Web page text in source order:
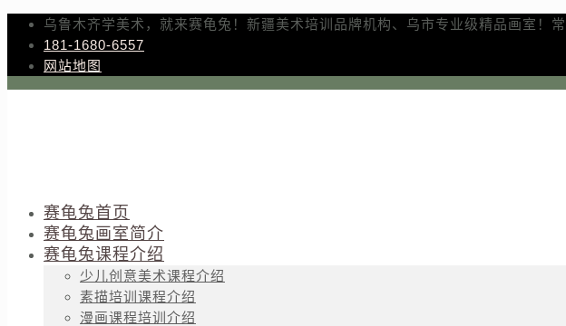
乌鲁木齐学美术，就来赛龟兔！新疆美术培训品牌机构、乌市专业级精品画室！
181-1680-6557
网站地图
赛龟兔首页
赛龟兔画室简介
赛龟兔课程介绍
少儿创意美术课程介绍
素描培训课程介绍
漫画课程培训介绍